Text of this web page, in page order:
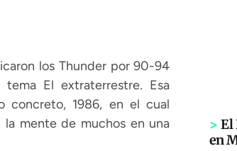
los Thunder por 90-94
El extraterrestre. Esa
concreto, 1986, en el cual
mente de muchos en una
> El
en